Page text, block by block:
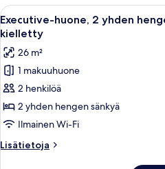
parisänkyä,
kaupunkinäköala
(68.8
Avaa
kaikki
huonetyypin
Executive-
huone,
2
yhden
hengen
sänkyä,
tupakointi
27
Executive-huone, 2 yhden
kielletty
26 m²
1 makuuhuone
2 henkilöä
2 yhden hengen sänkyä
Ilmainen Wi-Fi
Lisätietoja
Lisätietoja